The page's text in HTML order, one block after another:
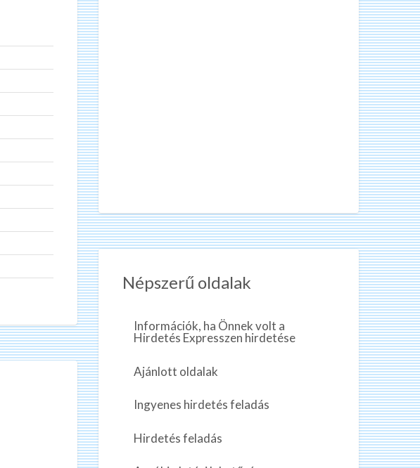
Népszerű oldalak
Információk, ha Önnek volt a
Hirdetés Expresszen hirdetése
Ajánlott oldalak
Ingyenes hirdetés feladás
Hirdetés feladás